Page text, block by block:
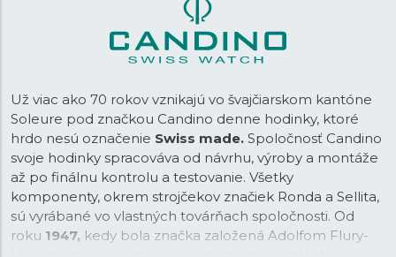
Už viac ako 70 rokov vznikajú vo švajčiarskom kantóne
Soleure pod značkou Candino denne hodinky, ktoré
hrdo nesú označenie Swiss made. Spoločnosť Candino
svoje hodinky spracováva od návrhu, výroby a montáže
až po finálnu kontrolu a testovanie. Všetky
komponenty, okrem strojčekov značiek Ronda a Sellita,
sú vyrábané vo vlastných továrňach spoločnosti. Od
roku 1947, kedy bola značka založená Adolfom Flury-